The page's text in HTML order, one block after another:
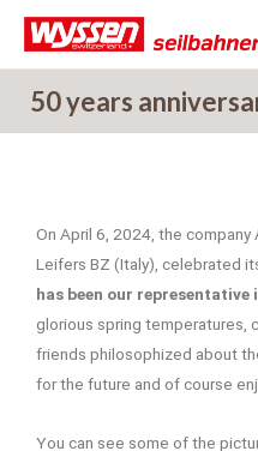
Skip
content
50 years
On April 6, 2024, the company
Leifers BZ (Italy), celebrated
has been our representative
glorious spring temperatures,
friends philosophized about
for the future and of course
You can see some of the